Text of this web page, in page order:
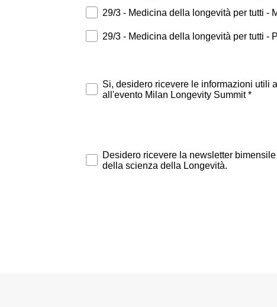
29_Mattina
29/3 - Medicina della longevità per tutti -
29_Pomeriggio
29/3 - Medicina della longevità per tutti -
Accettazione privacy policy*
Si, desidero ricevere le informazioni utili
all'evento Milan Longevity Summit *
Desidero ricevere la newsletter bimensile
Desidero ricevere la newsletter
della scienza della Longevità.